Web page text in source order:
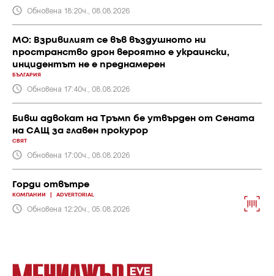
Обновена 18:20ч., 08.08.2026
МО: Взривилият се във въздушното ни
пространство дрон вероятно е украински,
инцидентът не е преднамерен
БЪЛГАРИЯ
Обновена 17:40ч., 08.08.2026
Бивш адвокат на Тръмп бе утвърден от Сената
на САЩ за главен прокурор
СВЯТ
Обновена 17:00ч., 08.08.2026
Горди отвътре
КОМПАНИИ ADVERTORIAL
Обновена 12:20ч., 05.08.2026